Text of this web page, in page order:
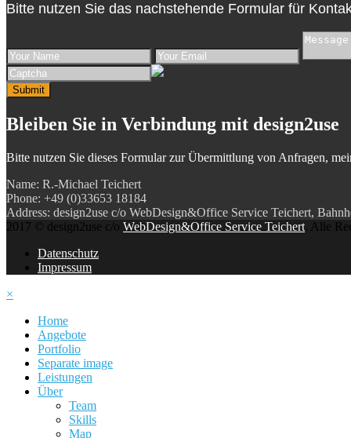
Bitte nutzen Sie das nachstehende Formular für
Submit
Bleiben Sie in Verbindung mit design2use
Bitte nutzen Sie dieses Formular zur Übermittlung von Anfragen,
Name: R.-Michael Teichert
Phone: +49 (0)33653 18184
Address: design2use c/o WebDesign&Office Service Teichert,
2017 © design2use c/o WebDesign&Office Service Teichert . Alle
Datenschutz
Impressum
×
Home
Angebote
Portfolio
Separate image
Leistungen
Über
Team
Skills
Map